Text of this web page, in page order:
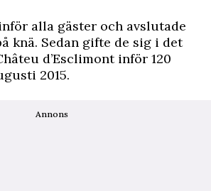
alla gäster och avslutade
knä. Sedan gifte de sig i det
d’Esclimont inför 120
2015.
Annons